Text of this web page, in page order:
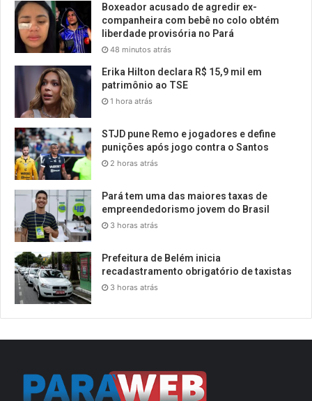
Boxeador acusado de agredir ex-
companheira com bebê no colo obtém
liberdade provisória no Pará
48 minutos atrás
Erika Hilton declara R$ 15,9 mil em
patrimônio ao TSE
1 hora atrás
STJD pune Remo e jogadores e define
punições após jogo contra o Santos
2 horas atrás
Pará tem uma das maiores taxas de
empreendedorismo jovem do Brasil
3 horas atrás
Prefeitura de Belém inicia
recadastramento obrigatório de taxistas
3 horas atrás